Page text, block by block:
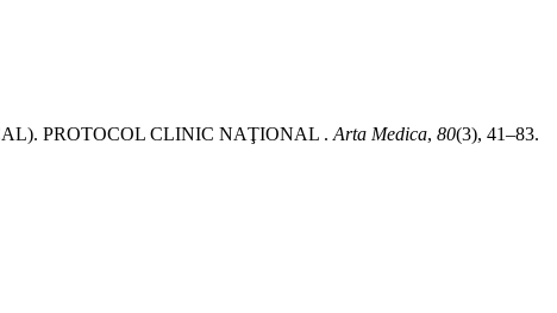
PROTOCOL CLINIC NAŢIONAL .Arta Medica, 80(3), 41–83.